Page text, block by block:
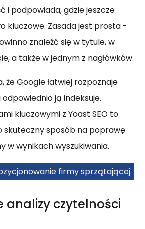
i podpowiada, gdzie jeszcze
kluczowe. Zasada jest prosta -
znaleźć się w tytule, w
a także w jednym z nagłówków.
że Google łatwiej rozpoznaje
ją indeksuje.
kluczowymi z Yoast SEO to
skuteczny sposób na poprawę
w wynikach wyszukiwania.
firmy sprzątającej
analizy czytelności